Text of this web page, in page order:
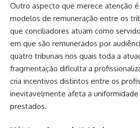
Outro aspecto que merece atenção
modelos de remuneração entre os
que conciliadores atuam como
em que são remunerados por
quatro tribunais nos quais toda a
fragmentação dificulta a
cria incentivos distintos entre os
inevitavelmente afeta a uniformidade
prestados.